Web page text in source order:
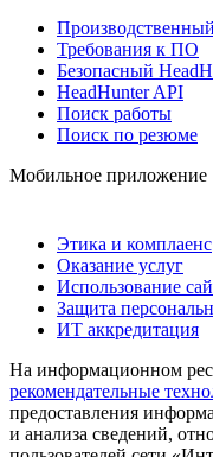
Требования к ПО
Безопасный
HeadHunter API
Поиск работы
Поиск по резюме
Мобильное приложение
Этика и комплаенс
Оказание услуг
Использование
Защита
ИТ аккредитация
На информационном
рекомендательные
предоставления
и анализа сведений,